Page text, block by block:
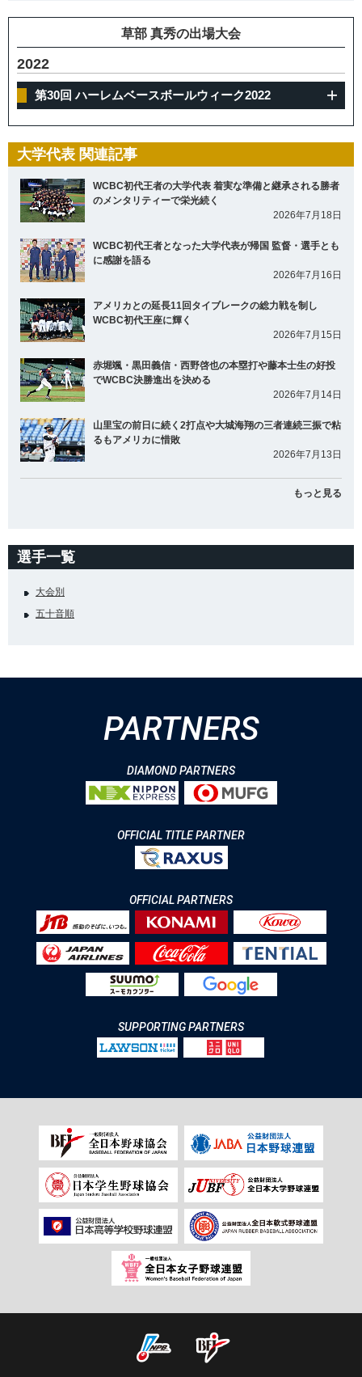
草部 真秀の出場大会
2022
第30回 ハーレムベースボールウィーク2022
大学代表 関連記事
WCBC初代王者の大学代表 着実な準備と継承される勝者
のメンタリティーで栄光続く
2026年7月18日
WCBC初代王者となった大学代表が帰国 監督・選手とも
に感謝を語る
2026年7月16日
アメリカとの延長11回タイブレークの総力戦を制し
WCBC初代王座に輝く
2026年7月15日
赤堀颯・黒田義信・西野啓也の本塁打や藤本士生の好投
でWCBC決勝進出を決める
2026年7月14日
山里宝の前日に続く2打点や大城海翔の三者連続三振で粘
るもアメリカに惜敗
2026年7月13日
もっと見る
選手一覧
大会別
五十音順
PARTNERS
DIAMOND PARTNERS
OFFICIAL TITLE PARTNER
OFFICIAL PARTNERS
SUPPORTING PARTNERS